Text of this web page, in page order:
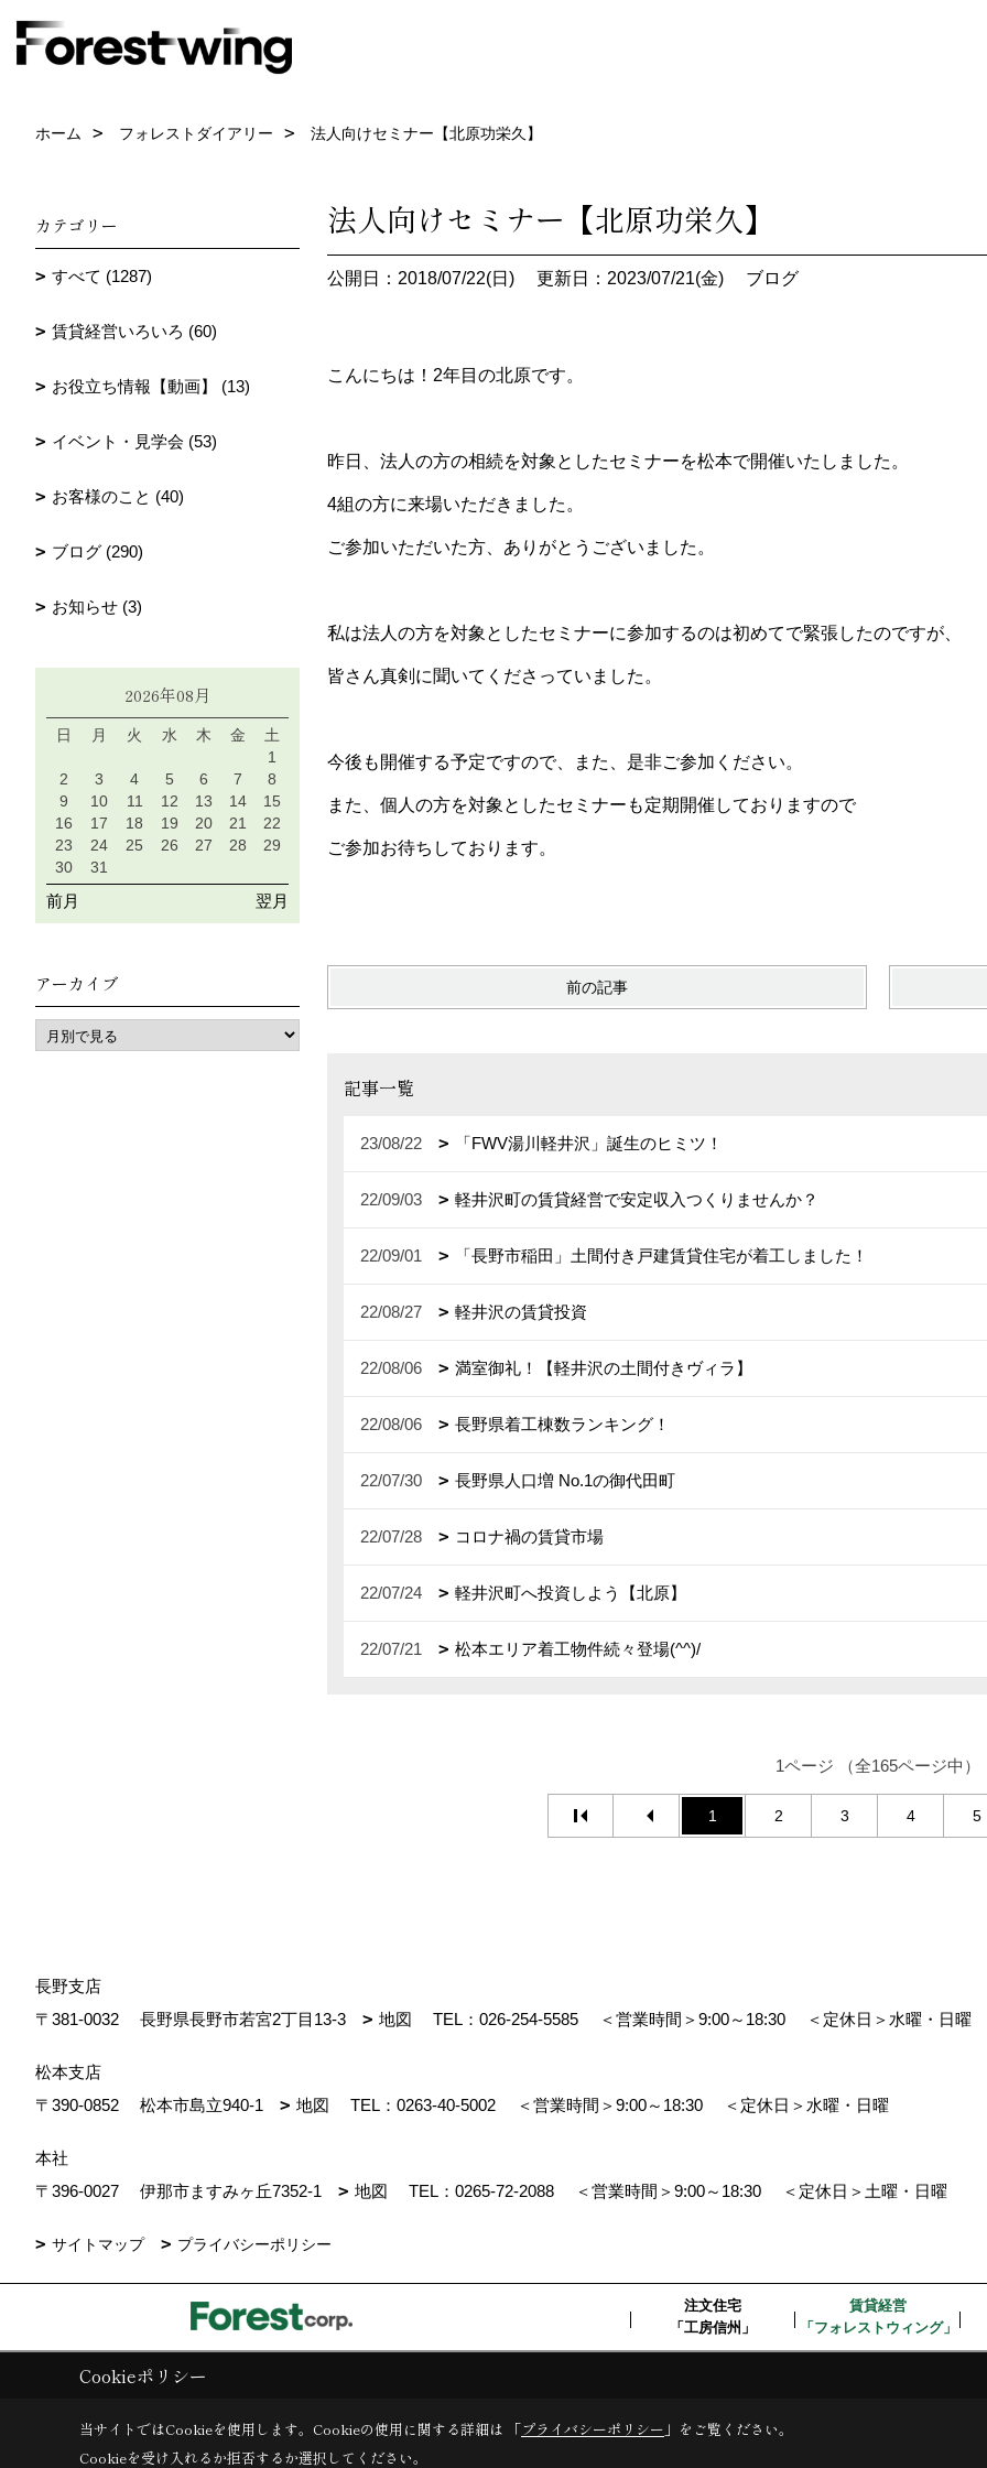
ホーム フォレストダイアリー 法人向けセミナー【北原功栄久】
法人向けセミナー【北原功栄久】
公開日：2018/07/22(日) 更新日：2023/07/21(金) ブログ
こんにちは！2年目の北原です。
昨日、法人の方の相続を対象としたセミナーを松本で開催いたしました。
4組の方に来場いただきました。
ご参加いただいた方、ありがとうございました。
私は法人の方を対象としたセミナーに参加するのは初めてで緊張したのですが、
皆さん真剣に聞いてくださっていました。
今後も開催する予定ですので、また、是非ご参加ください。
また、個人の方を対象としたセミナーも定期開催しておりますので
ご参加お待ちしております。
前の記事
記事一覧
23/08/22 「FWV湯川軽井沢」誕生のヒミツ！
22/09/03 軽井沢町の賃貸経営で安定収入つくりませんか？
22/09/01 「長野市稲田」土間付き戸建賃貸住宅が着工しました！
22/08/27 軽井沢の賃貸投資
22/08/06 満室御礼！【軽井沢の土間付きヴィラ】
22/08/06 長野県着工棟数ランキング！
22/07/30 長野県人口増 No.1の御代田町
22/07/28 コロナ禍の賃貸市場
22/07/24 軽井沢町へ投資しよう【北原】
22/07/21 松本エリア着工物件続々登場(^^)/
1ページ （全165ページ中）
1 2 3 4 5
カテゴリー
すべて (1287)
賃貸経営いろいろ (60)
お役立ち情報【動画】 (13)
イベント・見学会 (53)
お客様のこと (40)
ブログ (290)
お知らせ (3)
2026年08月
日 月 火 水 木 金
土
1
2
3 4 5 6 7
8
9
10 11 12 13 14
15
16
17 18 19 20 21
22
23
24 25 26 27 28
29
30
31
前月 翌月
アーカイブ
長野支店
〒381-0032
長野県長野市若宮2丁目13-3 地図 TEL： 026-254-5585 ＜営業時間＞9:00～18:30 ＜定休日＞水曜・日曜
松本支店
〒390-0852
松本市島立940-1 地図 TEL： 0263-40-5002 ＜営業時間＞9:00～18:30 ＜定休日＞水曜・日曜
本社
〒396-0027
伊那市ますみヶ丘7352-1 地図 TEL： 0265-72-2088 ＜営業時間＞9:00～18:30 ＜定休日＞土曜・日曜
サイトマップ プライバシーポリシー
注文住宅
「工房信州」
賃貸経営
「フォレストウィング」
Copyright (c) ForestCorporation. All Rights Reserved.
Cookieポリシー
当サイトではCookieを使用します。 Cookieの使用に関する詳細は 「プライバシーポリシー 」をご覧ください。
Cookieを受け入れるか拒否するか選択してください。